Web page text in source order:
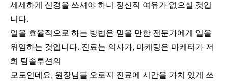
세세하게 신경을 쓰셔야 하니 정신적 여유가 없으실 것입
니다.
일을 효율적으로 하는 방법은 믿을 만한 전문가에게 일을
위임하는 것입니다. 진료는 의사가, 마케팅은 마케터가 저
희 탐솔루션의
모토인데요, 원장님들 오로지 진료에 시간을 가치 있게 쓰